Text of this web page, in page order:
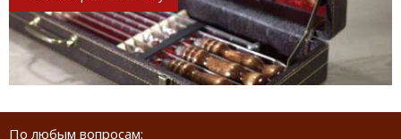
По любым вопросам: